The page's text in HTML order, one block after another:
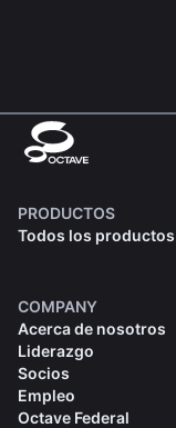
PRODUCTOS
Todos los productos
COMPANY
Acerca de nosotros
Liderazgo
Socios
Empleo
Octave Federal